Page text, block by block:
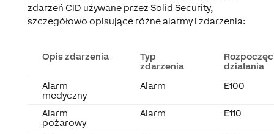
zdarzeń CID używane przez Solid Security,
szczegółowo opisujące różne alarmy i zdarzenia:
Opis zdarzenia
Typ
zdarzenia
działania
Alarm
medyczny
Alarm E100
Alarm
pożarowy
Alarm E110